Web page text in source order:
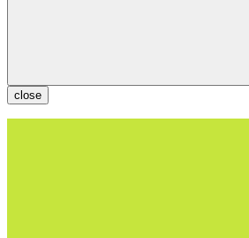
close